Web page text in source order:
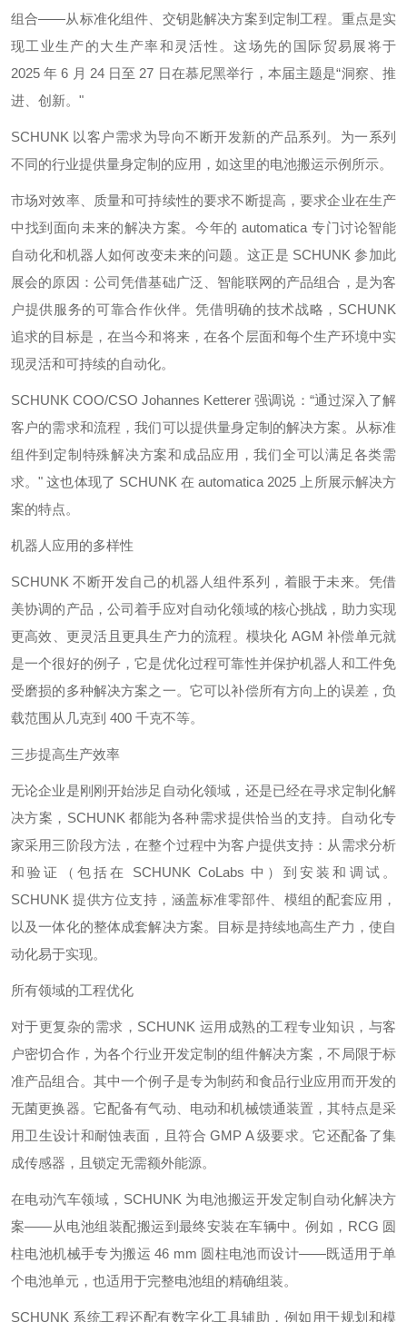
组合——从标准化组件、交钥匙解决方案到定制工程。重点是实
现工业生产的大生产率和灵活性。这场先的国际贸易展将于
2025 年 6 月 24 日至 27 日在慕尼黑举行，本届主题是“洞察、推
进、创新。"
SCHUNK 以客户需求为导向不断开发新的产品系列。为一系列
不同的行业提供量身定制的应用，如这里的电池搬运示例所示。
市场对效率、质量和可持续性的要求不断提高，要求企业在生产
中找到面向未来的解决方案。今年的 automatica 专门讨论智能
自动化和机器人如何改变未来的问题。这正是 SCHUNK 参加此
展会的原因：公司凭借基础广泛、智能联网的产品组合，是为客
户提供服务的可靠合作伙伴。凭借明确的技术战略，SCHUNK
追求的目标是，在当今和将来，在各个层面和每个生产环境中实
现灵活和可持续的自动化。
SCHUNK COO/CSO Johannes Ketterer 强调说：“通过深入了解
客户的需求和流程，我们可以提供量身定制的解决方案。从标准
组件到定制特殊解决方案和成品应用，我们全可以满足各类需
求。" 这也体现了 SCHUNK 在 automatica 2025 上所展示解决方
案的特点。
机器人应用的多样性
SCHUNK 不断开发自己的机器人组件系列，着眼于未来。凭借
美协调的产品，公司着手应对自动化领域的核心挑战，助力实现
更高效、更灵活且更具生产力的流程。模块化 AGM 补偿单元就
是一个很好的例子，它是优化过程可靠性并保护机器人和工件免
受磨损的多种解决方案之一。它可以补偿所有方向上的误差，负
载范围从几克到 400 千克不等。
三步提高生产效率
无论企业是刚刚开始涉足自动化领域，还是已经在寻求定制化解
决方案，SCHUNK 都能为各种需求提供恰当的支持。自动化专
家采用三阶段方法，在整个过程中为客户提供支持：从需求分析
和验证（包括在 SCHUNK CoLabs 中）到安装和调试。
SCHUNK 提供方位支持，涵盖标准零部件、模组的配套应用，
以及一体化的整体成套解决方案。目标是持续地高生产力，使自
动化易于实现。
所有领域的工程优化
对于更复杂的需求，SCHUNK 运用成熟的工程专业知识，与客
户密切合作，为各个行业开发定制的组件解决方案，不局限于标
准产品组合。其中一个例子是专为制药和食品行业应用而开发的
无菌更换器。它配备有气动、电动和机械馈通装置，其特点是采
用卫生设计和耐蚀表面，且符合 GMP A 级要求。它还配备了集
成传感器，且锁定无需额外能源。
在电动汽车领域，SCHUNK 为电池搬运开发定制自动化解决方
案——从电池组装配搬运到最终安装在车辆中。例如，RCG 圆
柱电池机械手专为搬运 46 mm 圆柱电池而设计——既适用于单
个电池单元，也适用于完整电池组的精确组装。
SCHUNK 系统工程还配有数字化工具辅助，例如用于规划和模